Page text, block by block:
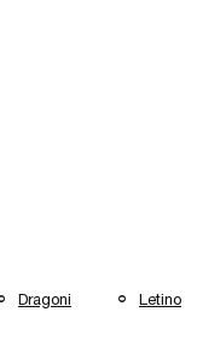
Dragoni Letino